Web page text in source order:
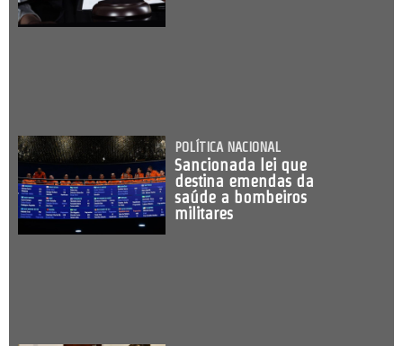
POLÍTICA NACIONAL
Sancionada lei que
destina emendas da
saúde a bombeiros
militares